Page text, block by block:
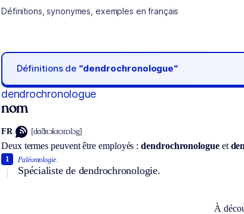
Définitions, synonymes, exemples en français
Définitions de “dendrochronologue“
dendrochronologue
nom
FR [dɑ̃dʀɔkʀɔnɔlɔg]
Deux termes peuvent être employés :dendrochronologueet
Paléontologie.
Spécialiste de dendrochronologie.
1
À